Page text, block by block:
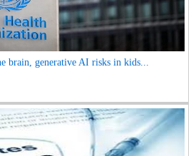
brain, generative AI risks in kids...